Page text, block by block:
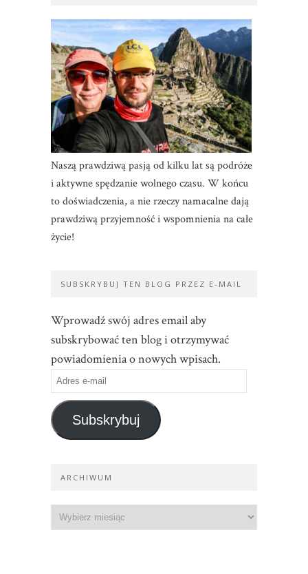
Naszą prawdziwą pasją od kilku lat są podróże
i aktywne spędzanie wolnego czasu. W końcu
to doświadczenia, a nie rzeczy namacalne dają
prawdziwą przyjemność i wspomnienia na całe
życie!
SUBSKRYBUJ TEN BLOG PRZEZ E-MAIL
Wprowadź swój adres email aby
subskrybować ten blog i otrzymywać
powiadomienia o nowych wpisach.
Subskrybuj
ARCHIWUM